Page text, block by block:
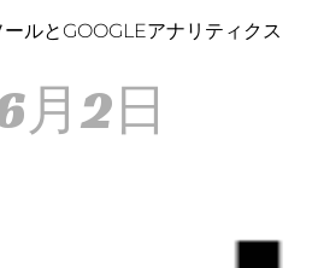
ルとGOOGLEアナリティクス
2日